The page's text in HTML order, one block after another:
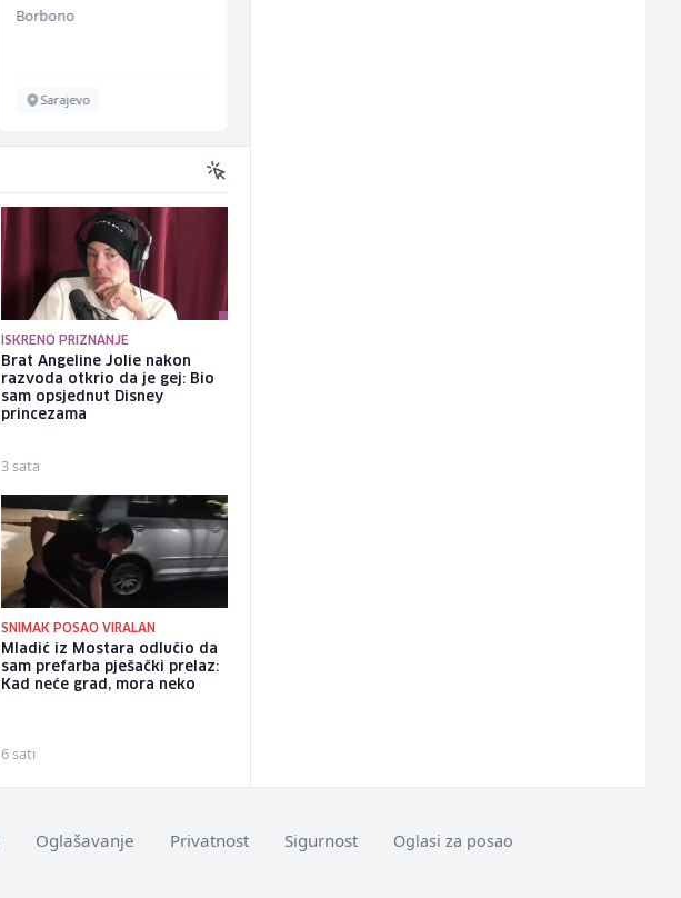
Borbono
Sarajevo
ISKRENO PRIZNANJE
Brat Angeline Jolie nakon
razvoda otkrio da je gej: Bio
sam opsjednut Disney
princezama
3 sata
SNIMAK POSAO VIRALAN
Mladić iz Mostara odlučio da
sam prefarba pješački prelaz:
Kad neće grad, mora neko
6 sati
Oglašavanje Privatnost Sigurnost Oglasi za posao